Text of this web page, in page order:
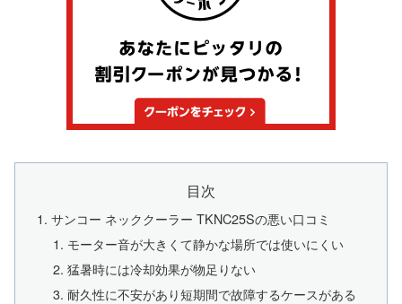
目次
サンコー ネッククーラー TKNC25Sの悪い口コミ
モーター音が大きくて静かな場所では使いにくい
猛暑時には冷却効果が物足りない
耐久性に不安があり短期間で故障するケースがある